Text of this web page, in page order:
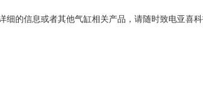
细的信息或者其他气缸相关产品，请随时致电亚喜